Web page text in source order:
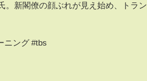
。新閣僚の顔ぶれが見え始め、トラン
ニング #tbs